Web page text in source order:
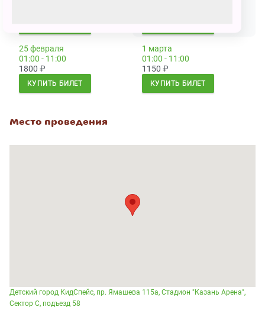
25 февраля
01:00 - 11:00
1800 ₽
КУПИТЬ БИЛЕТ
1 марта
01:00 - 11:00
1150 ₽
КУПИТЬ БИЛЕТ
Место проведения
Детский город КидСпейс, пр. Ямашева 115а, Стадион "Казань Арена",
Сектор С, подъезд 58